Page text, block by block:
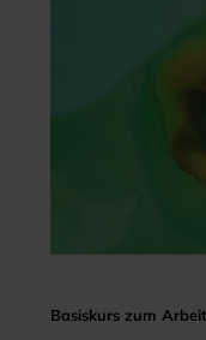
Basiskurs zum